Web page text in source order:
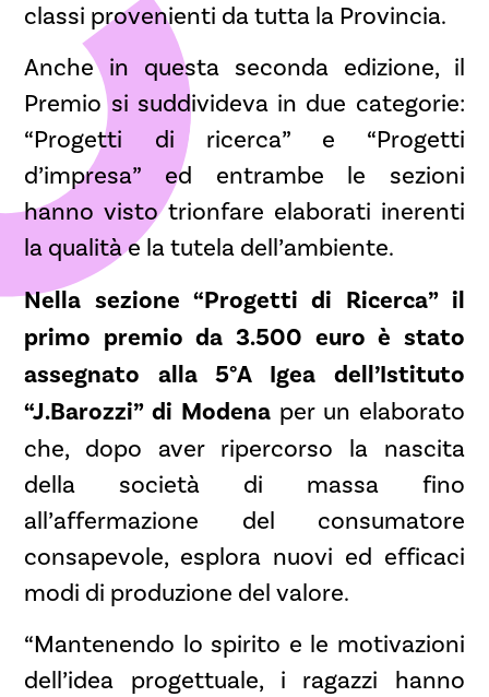
classi provenienti da tutta la Provincia.
Anche in questa seconda edizione, il
Premio si suddivideva in due categorie:
“Progetti di ricerca” e “Progetti
d’impresa” ed entrambe le sezioni
hanno visto trionfare elaborati inerenti
la qualità e la tutela dell’ambiente.
Nella sezione “Progetti di Ricerca” il
primo premio da 3.500 euro è stato
assegnato alla 5°A Igea dell’Istituto
“J.Barozzi” di Modena per un elaborato
che, dopo aver ripercorso la nascita
della società di massa fino
all’affermazione del consumatore
consapevole, esplora nuovi ed efficaci
modi di produzione del valore.
“Mantenendo lo spirito e le motivazioni
dell’idea progettuale, i ragazzi hanno